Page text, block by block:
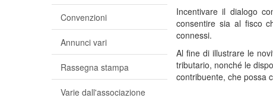
Incentivare il dialogo
consentire sia al fisco
connessi.
Al fine di illustrare le
tributario, nonché le
contribuente, che possa
Convenzioni
Annunci vari
Rassegna stampa
Varie dall'associazione